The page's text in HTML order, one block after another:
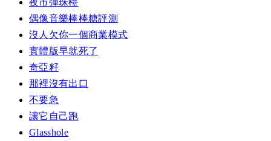
偶像音樂棒棒糖評測
沒人欠你一個商業模式
實體版早就死了
奇亞籽
那裡沒有出口
不要急
讓它自己跑
Glasshole